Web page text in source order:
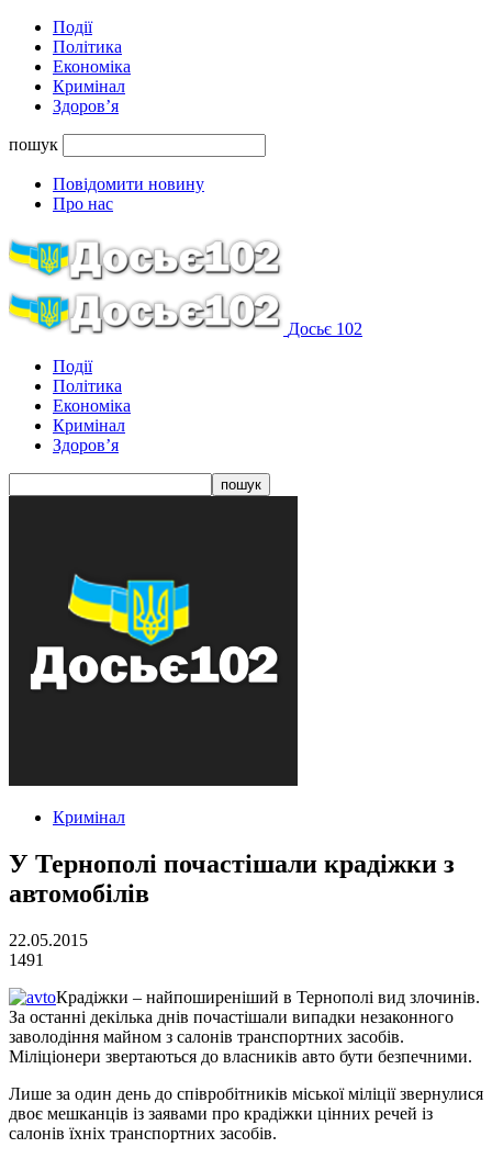
Події
Політика
Економіка
Кримінал
Здоров’я
пошук
Повідомити новину
Про нас
Досьє 102
Події
Політика
Економіка
Кримінал
Здоров’я
Кримінал
У Тернополі почастішали крадіжки з
автомобілів
22.05.2015
1491
Крадіжки – найпоширеніший в Тернополі вид злочинів.
За останні декілька днів почастішали випадки незаконного
заволодіння майном з салонів транспортних засобів.
Міліціонери звертаються до власників авто бути безпечними.
Лише за один день до співробітників міської міліції звернулися
двоє мешканців із заявами про крадіжки цінних речей із
салонів їхніх транспортних засобів.